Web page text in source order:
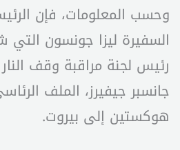
وحسب المعلومات، فإن
السفيرة ليزا جونسون
رئيس لجنة مراقبة وقف النار
جانسبر جيفيرز، الملف
هوكستين إلى بيروت.